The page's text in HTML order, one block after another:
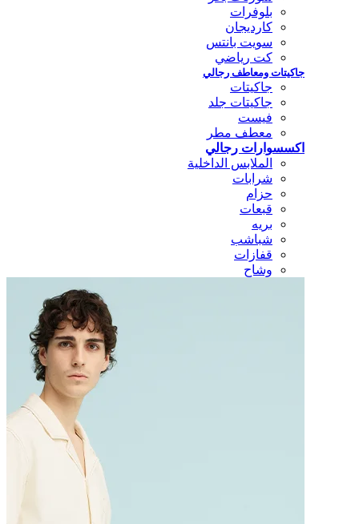
بلوفرات
كارديجان
سويت بانتس
كت رياضي
جاكيتات ومعاطف رجالي
جاكيتات
جاكيتات جلد
فيست
معطف مطر
اكسسوارات رجالي
الملابس الداخلية
شرابات
حزام
قبعات
بريه
شباشب
قفازات
وشاح